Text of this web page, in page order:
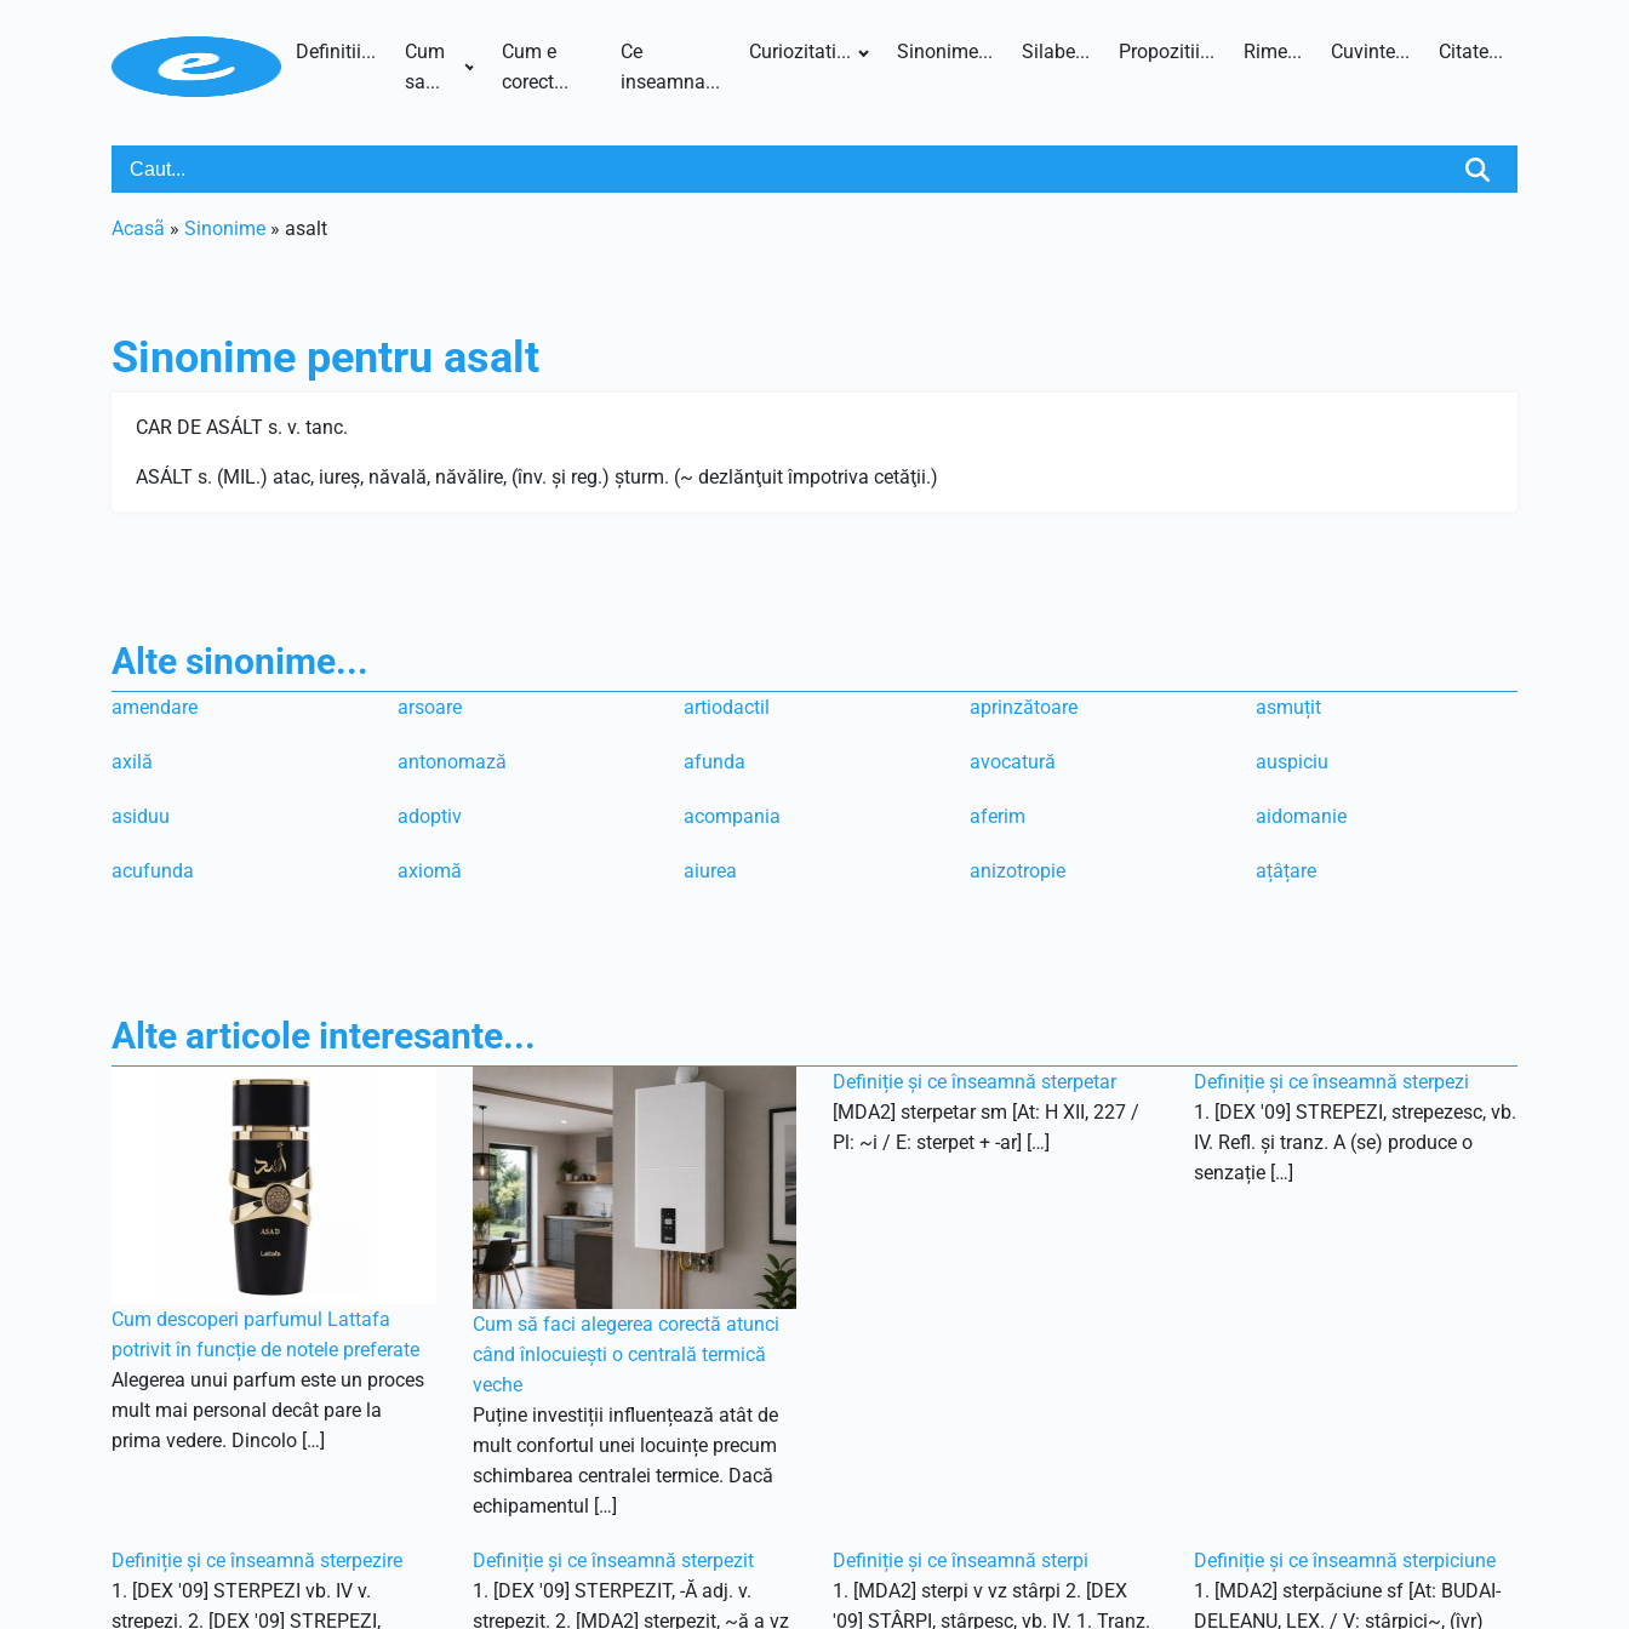
Definitii...
Cum
sa...
Cum e
corect...
Ce
inseamna...
Curiozitati... Sinonime... Silabe... Propozitii... Rime... Cuvinte... Citate...
Acasã » Sinonime » asalt
Sinonime pentru asalt
CAR DE ASÁLT s. v. tanc.
ASÁLT s. (MIL.) atac, iureş, năvală, năvălire, (înv. şi reg.) şturm. (~ dezlănţuit împotriva cetăţii.)
Alte sinonime...
amendare arsoare artiodactil aprinzătoare asmuțit
axilă antonomază afunda avocatură auspiciu
asiduu adoptiv acompania aferim aidomanie
acufunda axiomă aiurea anizotropie ațâțare
Alte articole interesante...
Cum descoperi parfumul Lattafa
potrivit în funcție de notele preferate
Alegerea unui parfum este un proces
mult mai personal decât pare la
prima vedere. Dincolo […]
Cum să faci alegerea corectă atunci
când înlocuiești o centrală termică
veche
Puține investiții influențează atât de
mult confortul unei locuințe precum
schimbarea centralei termice. Dacă
echipamentul […]
Definiție și ce înseamnă sterpetar
[MDA2] sterpetar sm [At: H XII, 227 /
Pl: ~i / E: sterpet + -ar] […]
Definiție și ce înseamnă sterpezi
1. [DEX '09] STREPEZI, strepezesc, vb.
IV. Refl. și tranz. A (se) produce o
senzație […]
Definiție și ce înseamnă sterpezire
1. [DEX '09] STERPEZI vb. IV v.
strepezi. 2. [DEX '09] STREPEZI,
Definiție și ce înseamnă sterpezit
1. [DEX '09] STERPEZIT, -Ă adj. v.
strepezit. 2. [MDA2] sterpezit, ~ă a vz
Definiție și ce înseamnă sterpi
1. [MDA2] sterpi v vz stârpi 2. [DEX
'09] STÂRPI, stârpesc, vb. IV. 1. Tranz.
Definiție și ce înseamnă sterpiciune
1. [MDA2] sterpăciune sf [At: BUDAI-
DELEANU, LEX. / V: stârpici~, (îvr)